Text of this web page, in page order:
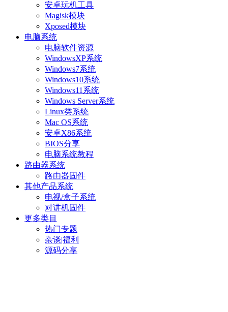
安卓玩机工具
Magisk模块
Xposed模块
电脑系统
电脑软件资源
WindowsXP系统
Windows7系统
Windows10系统
Windows11系统
Windows Server系统
Linux类系统
Mac OS系统
安卓X86系统
BIOS分享
电脑系统教程
路由器系统
路由器固件
其他产品系统
电视/盒子系统
对讲机固件
更多类目
热门专题
杂谈|福利
源码分享